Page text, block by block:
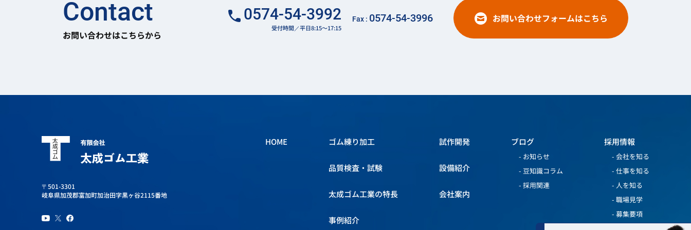
Contact
お問い合わせはこちらから
0574-54-3992
受付時間／平日8:15～17:15
Fax : 0574-54-3996 お問い合わせフォームはこちら
〒501-3301
岐阜県加茂郡富加町加治田字黒ヶ谷2115番地
HOME ゴム練り加工
品質検査・試験
太成ゴム工業の特長
事例紹介
試作開発
設備紹介
会社案内
ブログ
お知らせ
豆知識コラム
採用関連
採用情報
会社を知る
仕事を知る
人を知る
職場見学
募集要項